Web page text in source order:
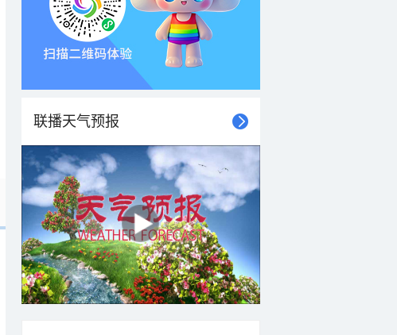
20时 21时 22时 23时 00时 01时
联播天气预报